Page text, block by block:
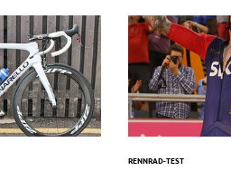
RENNRAD-TEST